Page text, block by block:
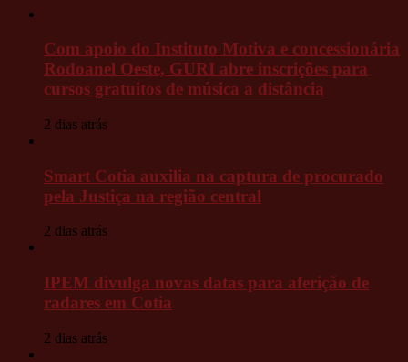
Com apoio do Instituto Motiva e concessionária
Rodoanel Oeste, GURI abre inscrições para
cursos gratuitos de música a distância
2 dias atrás
Smart Cotia auxilia na captura de procurado
pela Justiça na região central
2 dias atrás
IPEM divulga novas datas para aferição de
radares em Cotia
2 dias atrás